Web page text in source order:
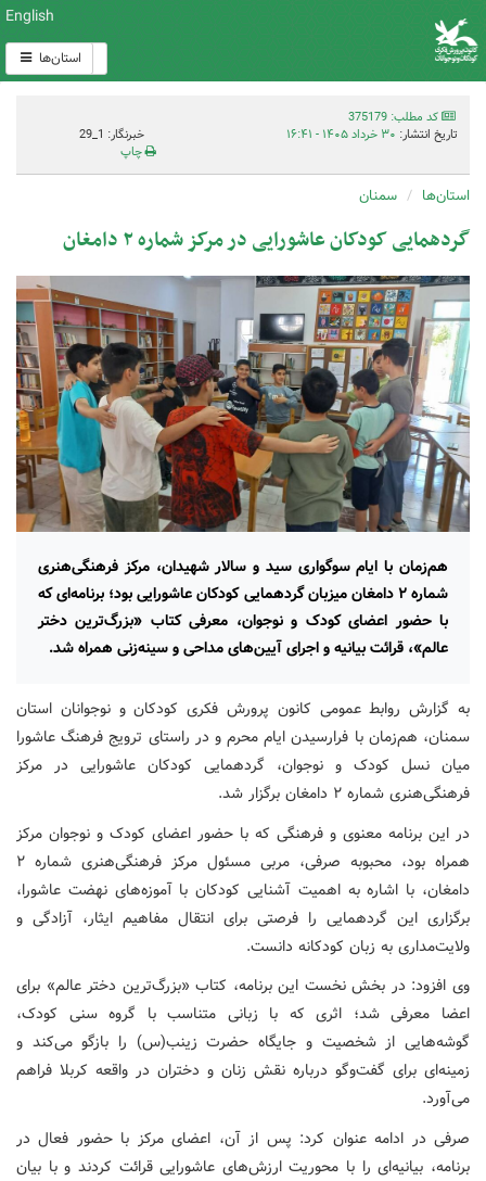
English
استان‌ها
کد مطلب: 375179
تاریخ انتشار: ۳۰ خرداد ۱۴۰۵ - ۱۶:۴۱
خبرنگار: 1_29
چاپ
استان‌ها سمنان
گردهمایی کودکان عاشورایی در مرکز شماره ۲ دامغان
هم‌زمان با ایام سوگواری سید و سالار شهیدان، مرکز فرهنگی‌هنری
شماره ۲ دامغان میزبان گردهمایی کودکان عاشورایی بود؛ برنامه‌ای که
با حضور اعضای کودک و نوجوان، معرفی کتاب «بزرگ‌ترین دختر
عالم»، قرائت بیانیه و اجرای آیین‌های مداحی و سینه‌زنی همراه شد.
به گزارش روابط عمومی کانون پرورش فکری کودکان و نوجوانان استان
سمنان، هم‌زمان با فرارسیدن ایام محرم و در راستای ترویج فرهنگ عاشورا
میان نسل کودک و نوجوان، گردهمایی کودکان عاشورایی در مرکز
فرهنگی‌هنری شماره ۲ دامغان برگزار شد.
در این برنامه معنوی و فرهنگی که با حضور اعضای کودک و نوجوان مرکز
همراه بود، محبوبه صرفی، مربی مسئول مرکز فرهنگی‌هنری شماره ۲
دامغان، با اشاره به اهمیت آشنایی کودکان با آموزه‌های نهضت عاشورا،
برگزاری این گردهمایی را فرصتی برای انتقال مفاهیم ایثار، آزادگی و
ولایت‌مداری به زبان کودکانه دانست.
وی افزود: در بخش نخست این برنامه، کتاب «بزرگ‌ترین دختر عالم» برای
اعضا معرفی شد؛ اثری که با زبانی متناسب با گروه سنی کودک،
گوشه‌هایی از شخصیت و جایگاه حضرت زینب(س) را بازگو می‌کند و
زمینه‌ای برای گفت‌وگو درباره نقش زنان و دختران در واقعه کربلا فراهم
می‌آورد.
صرفی در ادامه عنوان کرد: پس از آن، اعضای مرکز با حضور فعال در
برنامه، بیانیه‌ای را با محوریت ارزش‌های عاشورایی قرائت کردند و با بیان